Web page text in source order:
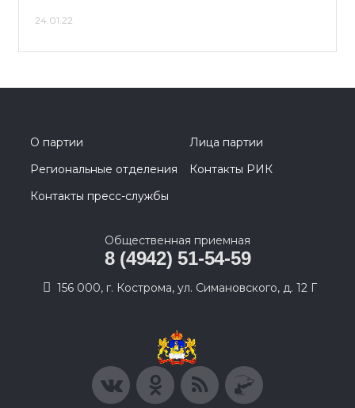
24.01.22
О партии
Лица партии
Региональные отделения
Контакты РИК
Контакты пресс-службы
Общественная приемная
8 (4942) 51-54-59
156 000, г. Кострома, ул. Симановского, д. 12 Г